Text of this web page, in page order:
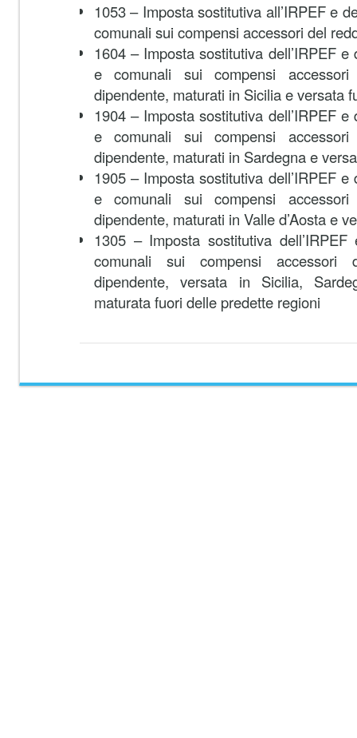
1053 – Imposta sostitutiva all’IRPEF e
comunali sui compensi accessori del
1604 – Imposta sostitutiva dell’IRPEF
e comunali sui compensi
dipendente, maturati in Sicilia e versata
1904 – Imposta sostitutiva dell’IRPEF
e comunali sui compensi
dipendente, maturati in Sardegna e
1905 – Imposta sostitutiva dell’IRPEF
e comunali sui compensi
dipendente, maturati in Valle d’Aosta e
1305 – Imposta sostitutiva
comunali sui compensi
dipendente, versata in Sicilia,
maturata fuori delle predette regioni